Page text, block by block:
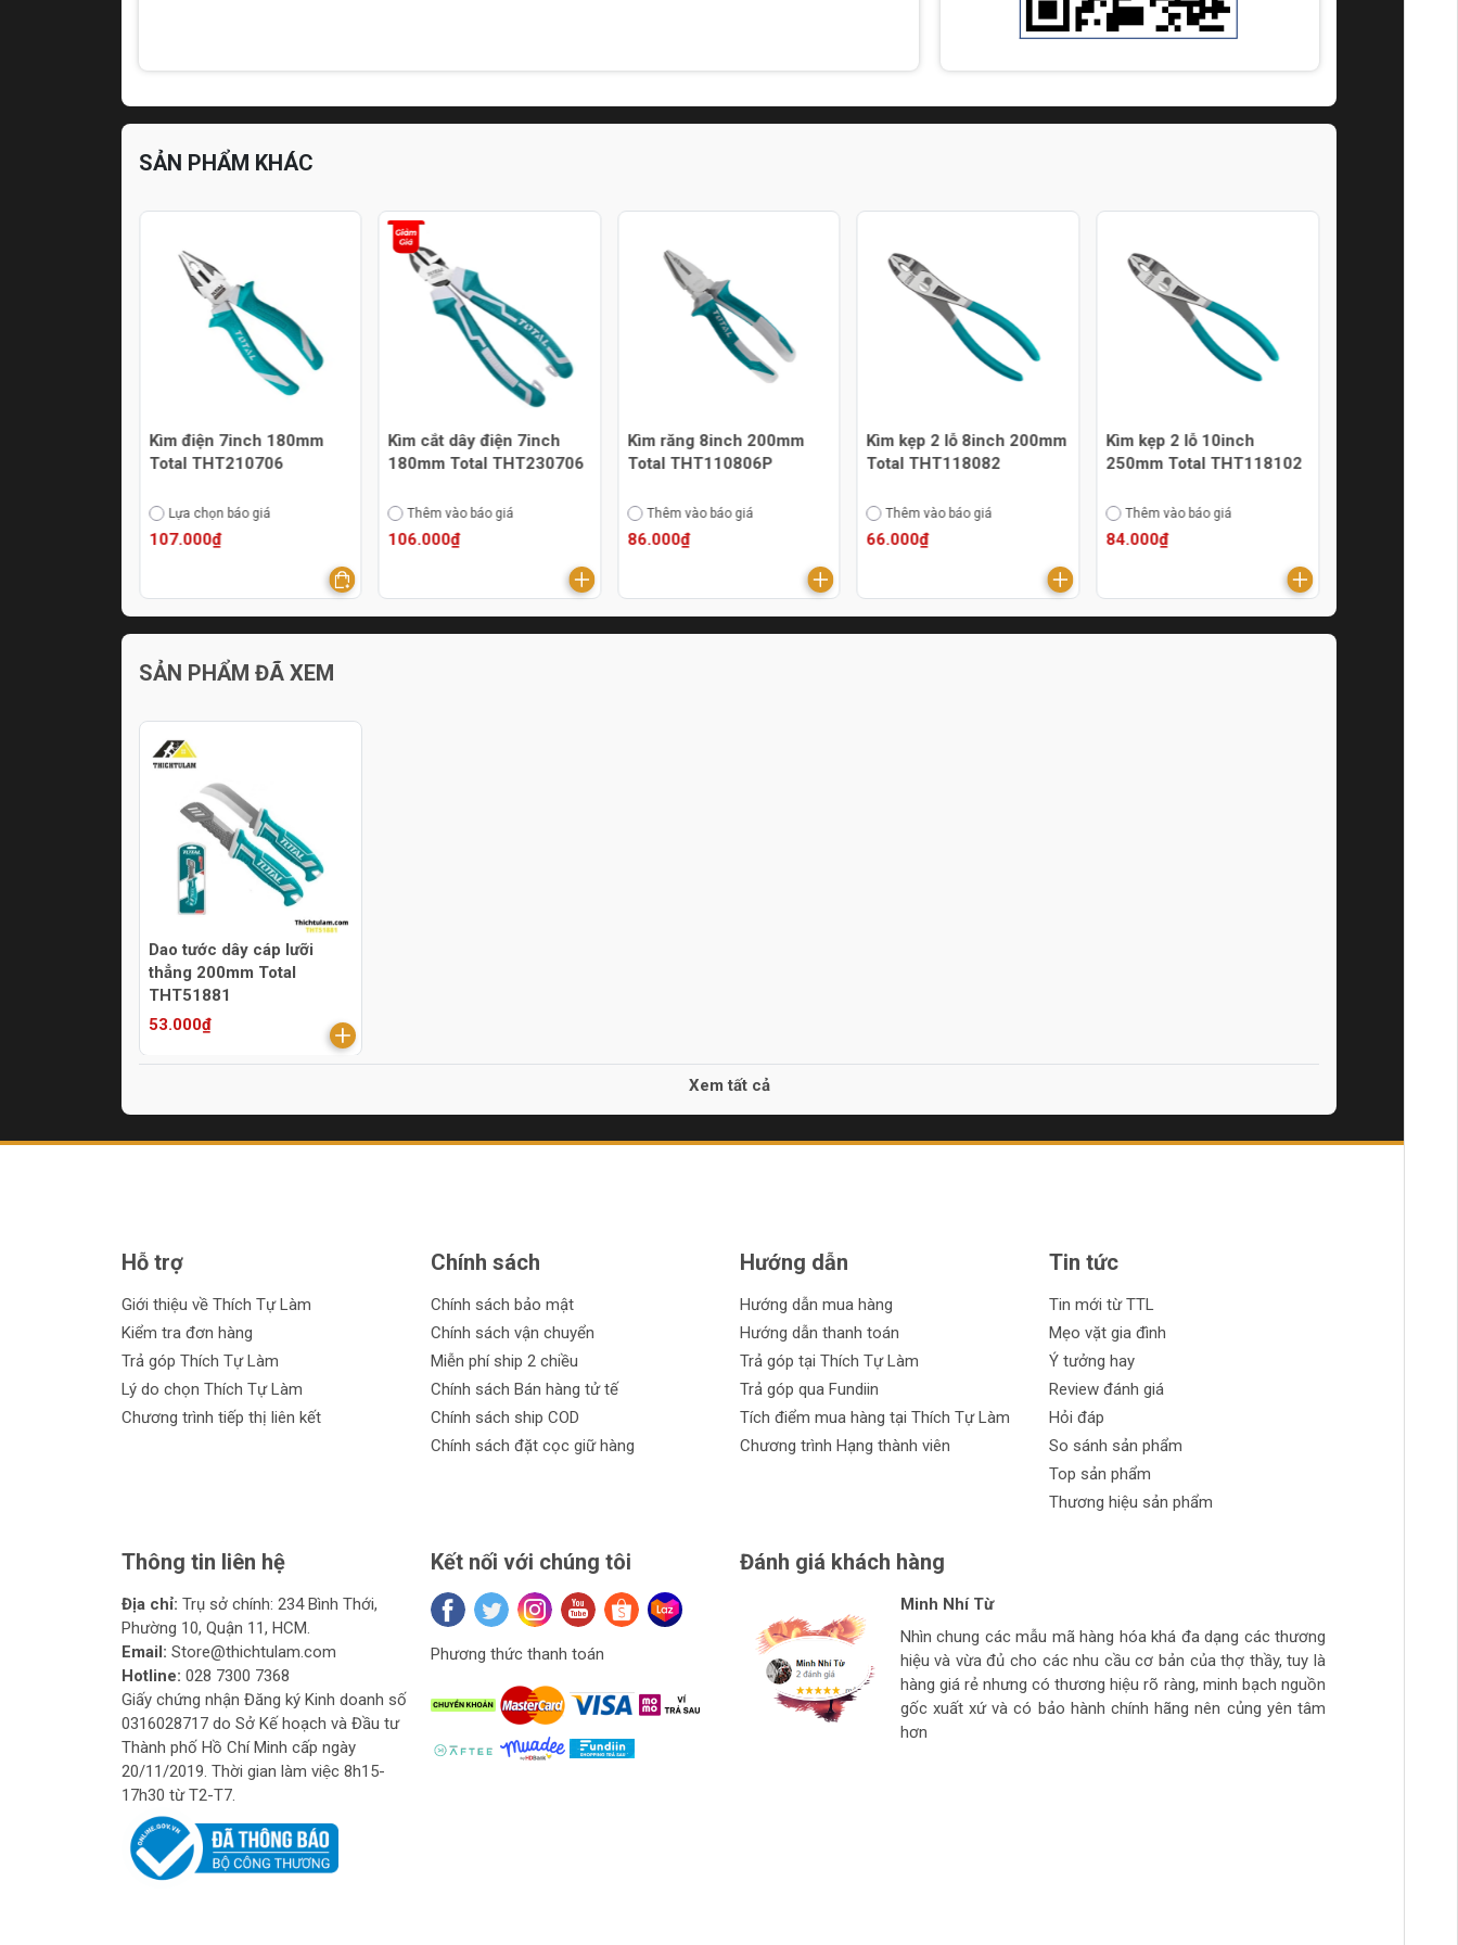
SẢN PHẨM KHÁC
Kìm điện 7inch 180mm
Total THT210706
Lựa chọn báo giá
107.000₫
Kìm cắt dây điện 7inch
180mm Total THT230706
Thêm vào báo giá
106.000₫
Kìm răng 8inch 200mm
Total THT110806P
Thêm vào báo giá
86.000₫
Kìm kẹp 2 lỗ 8inch 200mm
Total THT118082
Thêm vào báo giá
66.000₫
Kìm kẹp 2 lỗ 10inch
250mm Total THT118102
Thêm vào báo giá
84.000₫
SẢN PHẨM ĐÃ XEM
Dao tước dây cáp lưỡi
thẳng 200mm Total
THT51881
53.000₫
Xem tất cả
Hỗ trợ
Giới thiệu về Thích Tự Làm
Kiểm tra đơn hàng
Trả góp Thích Tự Làm
Lý do chọn Thích Tự Làm
Chương trình tiếp thị liên kết
Chính sách
Chính sách bảo mật
Chính sách vận chuyển
Miễn phí ship 2 chiều
Chính sách Bán hàng tử tế
Chính sách ship COD
Chính sách đặt cọc giữ hàng
Hướng dẫn
Hướng dẫn mua hàng
Hướng dẫn thanh toán
Trả góp tại Thích Tự Làm
Trả góp qua Fundiin
Tích điểm mua hàng tại Thích Tự Làm
Chương trình Hạng thành viên
Tin tức
Tin mới từ TTL
Mẹo vặt gia đình
Ý tưởng hay
Review đánh giá
Hỏi đáp
So sánh sản phẩm
Top sản phẩm
Thương hiệu sản phẩm
Thông tin liên hệ
Địa chỉ: Trụ sở chính: 234 Bình Thới,
Phường 10, Quận 11, HCM.
Email: Store@thichtulam.com
Hotline: 028 7300 7368
Giấy chứng nhận Đăng ký Kinh doanh số
0316028717 do Sở Kế hoạch và Đầu tư
Thành phố Hồ Chí Minh cấp ngày
20/11/2019. Thời gian làm việc 8h15-
17h30 từ T2-T7.
Kết nối với chúng tôi
Phương thức thanh toán
Đánh giá khách hàng
Đinh Xuân Phong
Hàng ở thích tự làm hàng chất lượng giá sinh viên, thich hợp
cho thợ thầy đi làm hằng ngày.. còn cao cấp ghé>>>>>>>>
strore làm mộc >>>>>>>>
Minh Nhí Từ
Nhìn chung các mẫu mã hàng hóa khá đa dạng các thương
hiệu và vừa đủ cho các nhu cầu cơ bản của thợ thầy, tuy là
hàng giá rẻ nhưng có thương hiệu rõ ràng, minh bạch nguồn
gốc xuất xứ và có bảo hành chính hãng nên củng yên tâm
hơn
Hiệu Nguyễn
Ngon bổ rẻ
tuan anh tran huynh
Giá mềm vừa túi tiền, số lượng hàng ít, thường phải đợi đặt
hàng